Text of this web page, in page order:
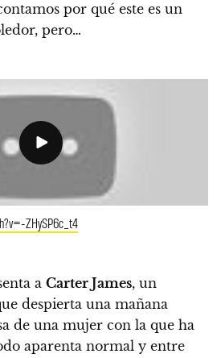
por qué este es un
pero…
ZHySP6c_t4
a Carter James, un
despierta una mañana
de una mujer con la que ha
aparenta normal y entre